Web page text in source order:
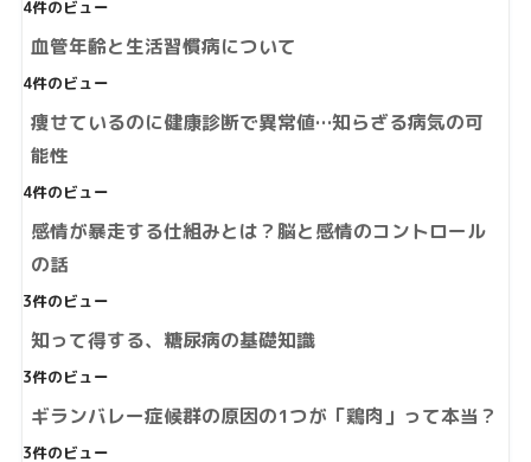
4件のビュー
血管年齢と生活習慣病について
4件のビュー
痩せているのに健康診断で異常値…知らざる病気の可
能性
4件のビュー
感情が暴走する仕組みとは？脳と感情のコントロール
の話
3件のビュー
知って得する、糖尿病の基礎知識
3件のビュー
ギランバレー症候群の原因の1つが「鶏肉」って本当？
3件のビュー